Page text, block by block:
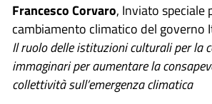
Francesco Corvaro, Inviato speciale
cambiamento climatico del governo
Il ruolo delle istituzioni culturali per la
immaginari per aumentare la
collettività sull’emergenza climatica